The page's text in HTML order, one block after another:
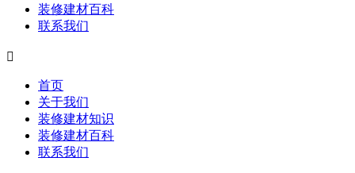
装修建材百科
联系我们

首页
关于我们
装修建材知识
装修建材百科
联系我们